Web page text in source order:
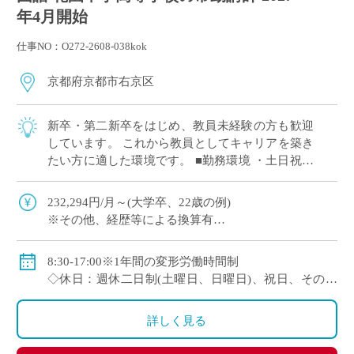
年4月開始
仕事NO：O272-2608-038kok
京都府京都市右京区
新卒・第二新卒をはじめ、教員未経験の方も歓迎
しています。 これから教員としてキャリアを築き
たい方に適した環境です。 ■勤務環境 ・土日祝休
保しやすい勤務体制 ■教育の特徴 ・ […]
232,294円/月～(大学卒、22歳の例)
※その他、経歴等による換算有
◇賞与：有
◇保険：私学共済、雇用保険、労災保険
8:30-17:00※1年間の変形労働時間制
◇休日：週休二日制(土曜日、日曜日)、祝日、その他
詳しく見る